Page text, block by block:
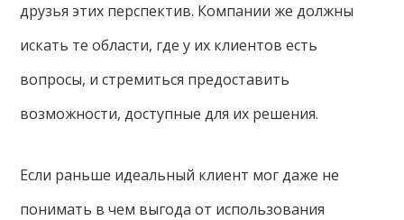
друзья этих перспектив. Компании же должны
искать те области, где у их клиентов есть
вопросы, и стремиться предоставить
возможности, доступные для их решения.
Если раньше идеальный клиент мог даже не
понимать в чем выгода от использования